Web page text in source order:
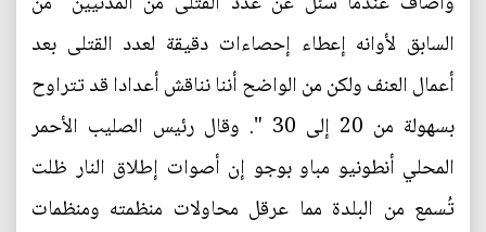
السابق لأوانه إعطاء إحصاءات دقيقة لعدد القتلى بعد
أعمال العنف ولكن من الواضح أننا نناقش أعدادا قد تتراوح
بسهولة من 20 إلى 30 ". وقال رئيس الصليب الأحمر
المحلي أنطونيو مباو بوجو إن أصوات إطلاق النار ظلت
تُسمع من البلدة مما عرقل محاولات منظمته ومنظمات